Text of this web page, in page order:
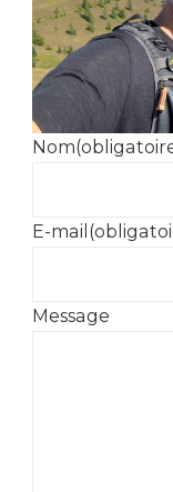
Nom
E-mail
Message